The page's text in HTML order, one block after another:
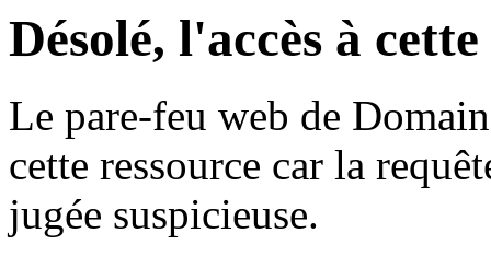
Désolé, l'accès à
Le pare-feu web de
cette ressource car la
jugée suspicieuse.